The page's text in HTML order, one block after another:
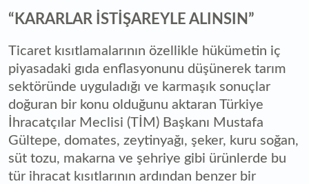
“KARARLAR İSTİŞAREYLE ALINSIN”
Ticaret kısıtlamalarının özellikle hükümetin iç
piyasadaki gıda enflasyonunu düşünerek tarım
sektöründe uyguladığı ve karmaşık sonuçlar
doğuran bir konu olduğunu aktaran Türkiye
İhracatçılar Meclisi (TİM) Başkanı Mustafa
Gültepe, domates, zeytinyağı, şeker, kuru soğan,
süt tozu, makarna ve şehriye gibi ürünlerde bu
tür ihracat kısıtlarının ardından benzer bir